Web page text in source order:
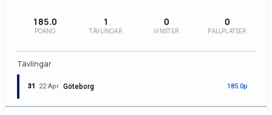
185.0
POÄNG
1
TÄVLINGAR
0
VINSTER
0
PALLPLATSER
Tävlingar
31 22 Apr Göteborg 185.0p